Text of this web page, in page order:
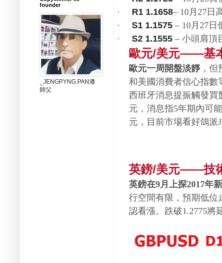
· R1 1.1658–10月 27日
· S1 1.1575 –10月 27日
· S2 1.1555 – 小頭肩頂
歐元/美元——基
歐元一周開盤淡靜，但
和美國消費者信心指
西班牙消息提振觸發
元，消息指5年期內可
元，目前市場看好鴿派
英鎊/美元——技
英鎊在9月上探2017年
行空間有限，預期低位
認看漲。跌破1.2775將
founder
_JENGPYNG.PAN潘
師父